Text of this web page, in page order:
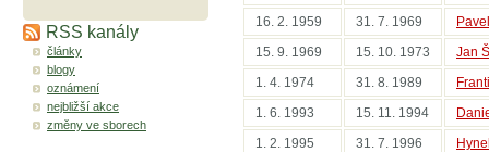
RSS kanály
články
blogy
oznámení
nejbližší akce
změny ve sborech
16. 2. 1959
31. 7. 1969
15. 9. 1969
15. 10. 1973
Jan
1. 4. 1974
31. 8. 1989
1. 6. 1993
15. 11. 1994
1. 2. 1995
31. 7. 1996